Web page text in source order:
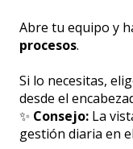
Abre tu equipo y
procesos.
Si lo necesitas,
desde el
✨ Consejo: La
gestión diaria en